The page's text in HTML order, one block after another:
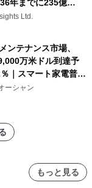
年までに235億
すると予測されて
2026年～2036年）
Ltd.
ンテナンス市場、
万米ドル到達予
｜スマート家電普
メンテナンス需要拡
ーシャン
もっと見る